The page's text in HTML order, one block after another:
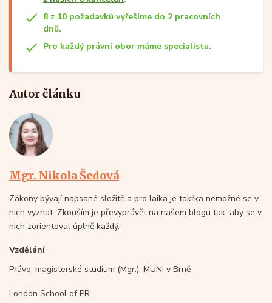
8 z 10 požadavků vyřešíme do 2 pracovních
dnů.
Pro každý právní obor máme specialistu.
Autor článku
Mgr. Nikola Šedová
Zákony bývají napsané složitě a pro laika je takřka nemožné se v
nich vyznat. Zkouším je převyprávět na našem blogu tak, aby se v
nich zorientoval úplně každý.
Vzdělání
Právo, magisterské studium (Mgr.), MUNI v Brně
London School of PR